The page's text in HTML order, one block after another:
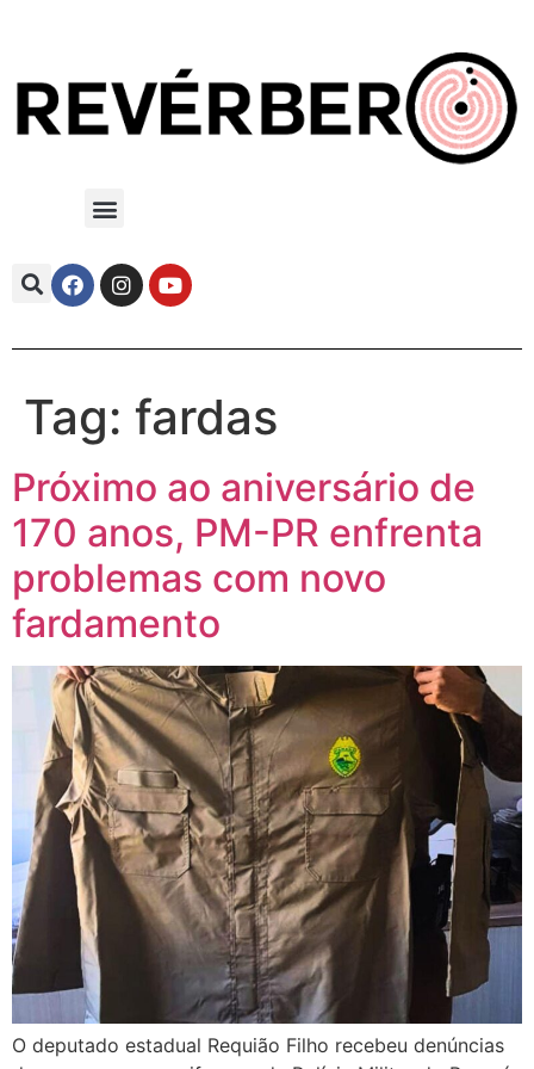
Tag: fardas
Próximo ao aniversário de
170 anos, PM-PR enfrenta
problemas com novo
fardamento
O deputado estadual Requião Filho recebeu denúncias